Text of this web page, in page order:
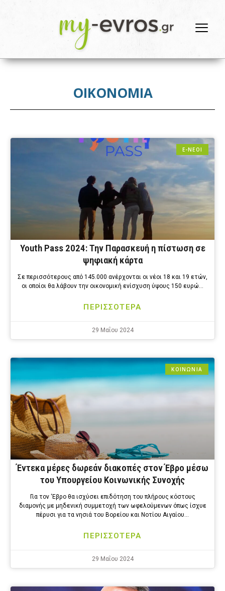
ΟΙΚΟΝΟΜΙΑ
E-NEOI
Youth Pass 2024: Την Παρασκευή η πίστωση σε
ψηφιακή κάρτα
Σε περισσότερους από 145.000 ανέρχονται οι νέοι 18 και 19 ετών,
οι οποίοι θα λάβουν την οικονομική ενίσχυση ύψους 150 ευρώ…
ΠΕΡΙΣΣΟΤΕΡΑ
29 Μαΐου 2024
ΚΟΙΝΩΝΙΑ
Έντεκα μέρες δωρεάν διακοπές στον Έβρο μέσω
του Υπουργείου Κοινωνικής Συνοχής
Για τον ‘Εβρο θα ισχύσει επιδότηση του πλήρους κόστους
διαμονής με μηδενική συμμετοχή των ωφελούμενων όπως ίσχυε
πέρυσι για τα νησιά του Βορείου και Νοτίου Αιγαίου…
ΠΕΡΙΣΣΟΤΕΡΑ
29 Μαΐου 2024